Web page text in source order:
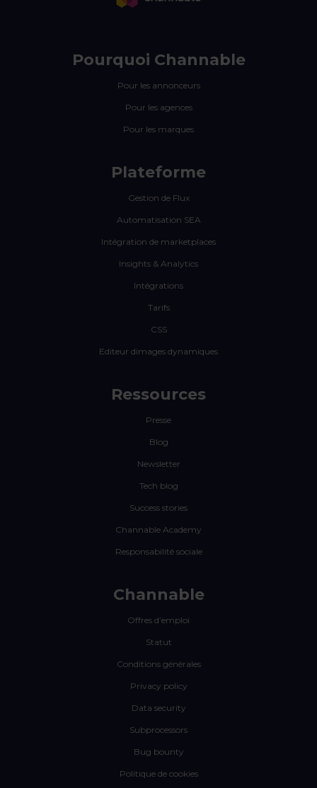
Pourquoi Channable
Pour les annonceurs
Pour les agences
Pour les marques
Plateforme
Gestion de Flux
Automatisation SEA
Intégration de marketplaces
Insights & Analytics
Intégrations
Tarifs
CSS
Editeur dimages dynamiques
Ressources
Presse
Blog
Newsletter
Tech blog
Success stories
Channable Academy
Responsabilité sociale
Channable
Offres d’emploi
Statut
Conditions générales
Privacy policy
Data security
Subprocessors
Bug bounty
Politique de cookies